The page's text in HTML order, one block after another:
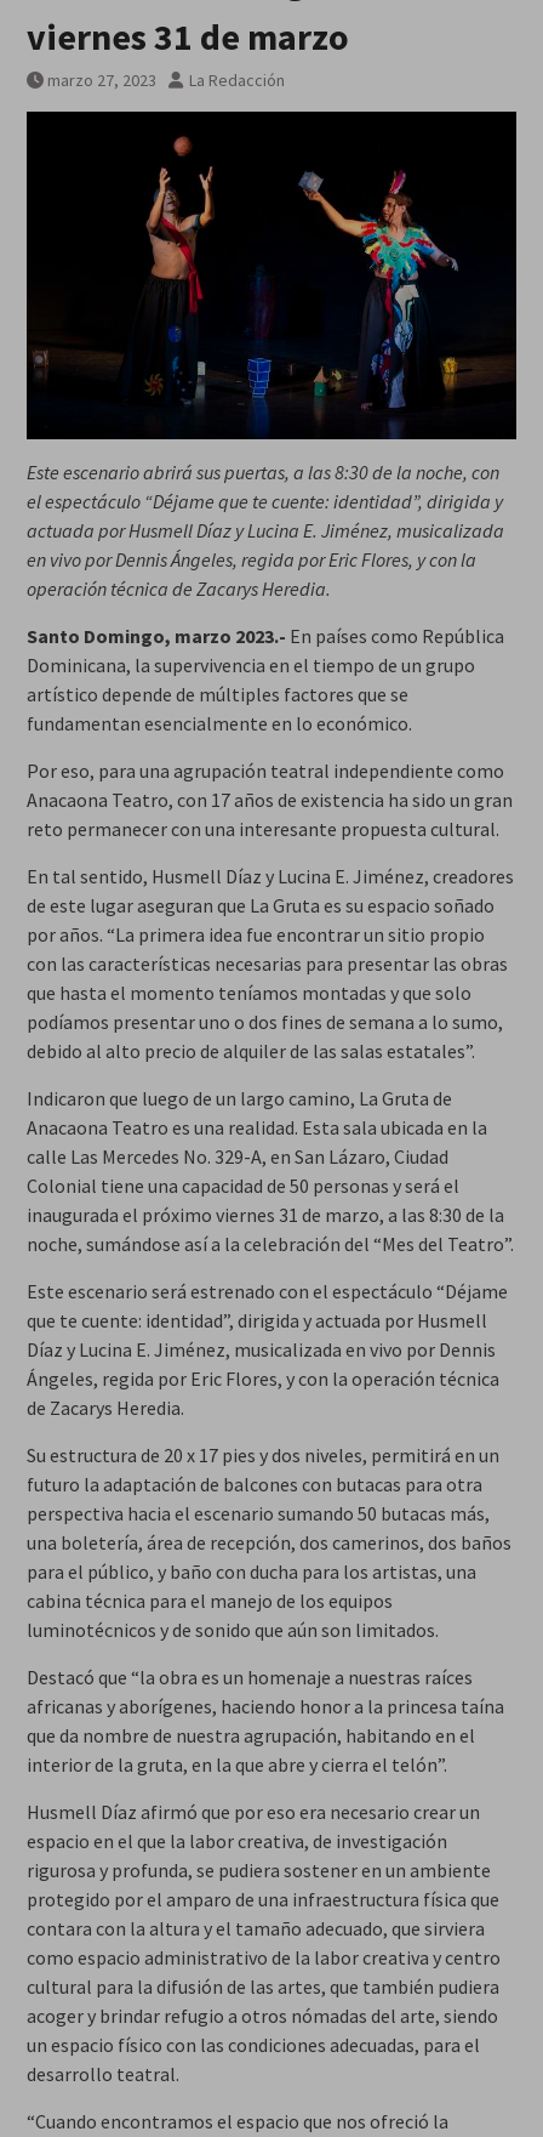
Guerra Rusia-Ucrania unidad de
misiles norcoreana será
viernes 31 de marzo
marzo 27, 2023 La Redacción
Este escenario abrirá sus puertas, a las 8:30 de la noche, con
el espectáculo “Déjame que te cuente: identidad”, dirigida y
actuada por Husmell Díaz y Lucina E. Jiménez, musicalizada
en vivo por Dennis Ángeles, regida por Eric Flores, y con la
operación técnica de Zacarys Heredia.
Santo Domingo, marzo 2023.- En países como República
Dominicana, la supervivencia en el tiempo de un grupo
artístico depende de múltiples factores que se
fundamentan esencialmente en lo económico.
Por eso, para una agrupación teatral independiente como
Anacaona Teatro, con 17 años de existencia ha sido un gran
reto permanecer con una interesante propuesta cultural.
En tal sentido, Husmell Díaz y Lucina E. Jiménez, creadores
de este lugar aseguran que La Gruta es su espacio soñado
por años. “La primera idea fue encontrar un sitio propio
con las características necesarias para presentar las obras
que hasta el momento teníamos montadas y que solo
podíamos presentar uno o dos fines de semana a lo sumo,
debido al alto precio de alquiler de las salas estatales”.
Indicaron que luego de un largo camino, La Gruta de
Anacaona Teatro es una realidad. Esta sala ubicada en la
calle Las Mercedes No. 329-A, en San Lázaro, Ciudad
Colonial tiene una capacidad de 50 personas y será el
inaugurada el próximo viernes 31 de marzo, a las 8:30 de la
noche, sumándose así a la celebración del “Mes del Teatro”.
Este escenario será estrenado con el espectáculo “Déjame
que te cuente: identidad”, dirigida y actuada por Husmell
Díaz y Lucina E. Jiménez, musicalizada en vivo por Dennis
Ángeles, regida por Eric Flores, y con la operación técnica
de Zacarys Heredia.
Su estructura de 20 x 17 pies y dos niveles, permitirá en un
futuro la adaptación de balcones con butacas para otra
perspectiva hacia el escenario sumando 50 butacas más,
una boletería, área de recepción, dos camerinos, dos baños
para el público, y baño con ducha para los artistas, una
cabina técnica para el manejo de los equipos
luminotécnicos y de sonido que aún son limitados.
Destacó que “la obra es un homenaje a nuestras raíces
africanas y aborígenes, haciendo honor a la princesa taína
que da nombre de nuestra agrupación, habitando en el
interior de la gruta, en la que abre y cierra el telón”.
Husmell Díaz afirmó que por eso era necesario crear un
espacio en el que la labor creativa, de investigación
rigurosa y profunda, se pudiera sostener en un ambiente
protegido por el amparo de una infraestructura física que
contara con la altura y el tamaño adecuado, que sirviera
como espacio administrativo de la labor creativa y centro
cultural para la difusión de las artes, que también pudiera
acoger y brindar refugio a otros nómadas del arte, siendo
un espacio físico con las condiciones adecuadas, para el
desarrollo teatral.
“Cuando encontramos el espacio que nos ofreció la